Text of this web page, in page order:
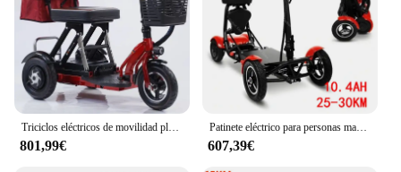
801,99€
Patinete eléctrico para personas mayores de 500W con asiento, patinete de movilidad plegable de 4 ruedas y 10 pulgadas para personas mayores discapacitadas, azul/negro/rojo
607,39€